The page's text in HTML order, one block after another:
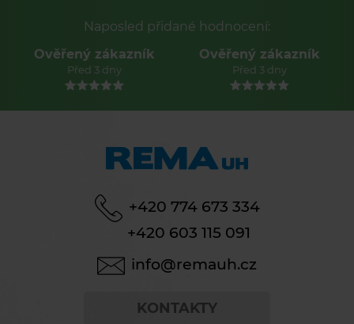
Naposled přidané hodnocení:
Ověřený zákazník
Před 3 dny
Ověřený zákazník
Před 3 dny
+420 774 673 334
+420 603 115 091
info@remauh.cz
KONTAKTY